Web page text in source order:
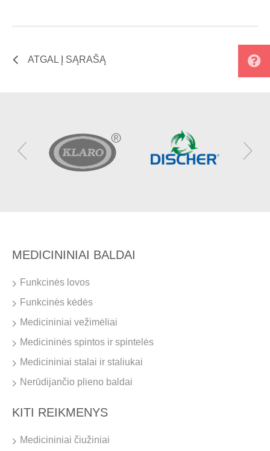
ATGAL Į SĄRAŠĄ
MEDICININIAI BALDAI
Funkcinės lovos
Funkcinės kėdės
Medicininiai vežimėliai
Medicininės spintos ir spintelės
Medicininiai stalai ir staliukai
Nerūdijančio plieno baldai
KITI REIKMENYS
Medicininiai čiužiniai